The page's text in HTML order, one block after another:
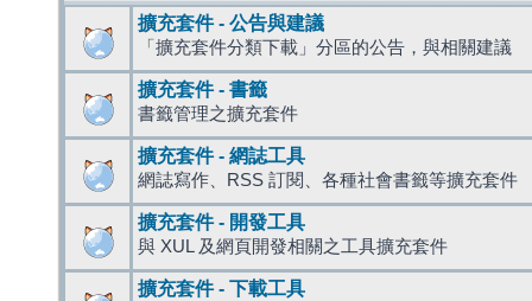
擴充套件 - 公告與建議
「擴充套件分類下載」分區的公告，與相關建議
擴充套件 - 書籤
書籤管理之擴充套件
擴充套件 - 網誌工具
網誌寫作、RSS 訂閱、各種社會書籤等擴充套件
擴充套件 - 開發工具
與 XUL 及網頁開發相關之工具擴充套件
擴充套件 - 下載工具